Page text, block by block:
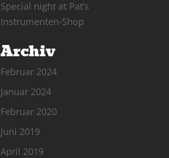
Special night at Pat’s
Instrumenten-Shop
Archiv
Februar 2024
Januar 2024
Februar 2020
Juni 2019
April 2019